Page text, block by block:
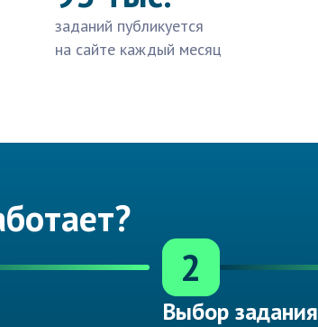
заданий публикуется
на сайте каждый месяц
2
Выбор задания